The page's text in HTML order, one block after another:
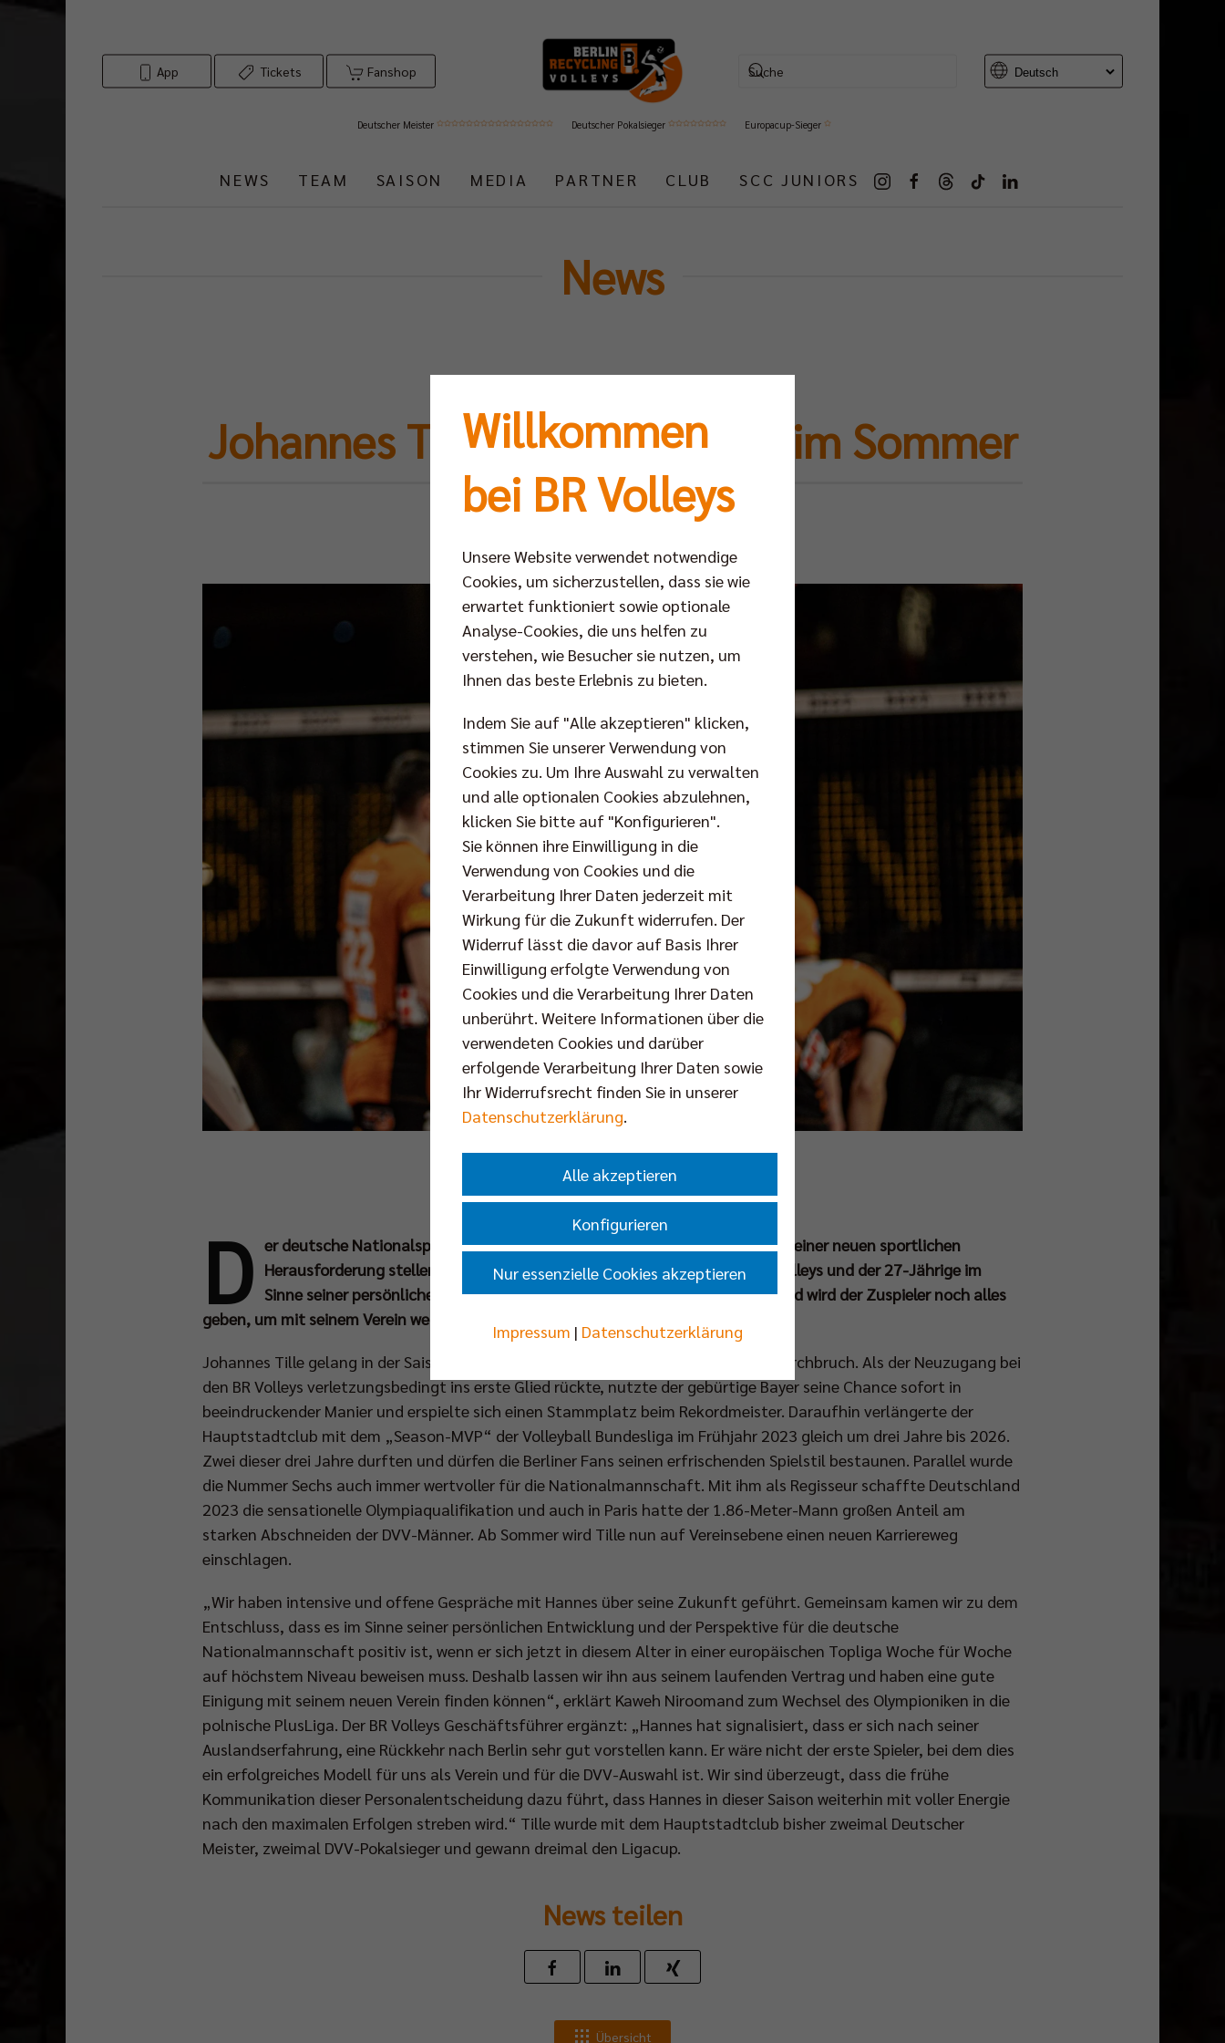
App Tickets Fanshop
Deutscher Meister Deutscher Pokalsieger Europacup-Sieger
NEWS TEAM SAISON MEDIA PARTNER CLUB SCC JUNIORS
News
Johannes Tille verlässt Berlin im Sommer
Do 19.12.2024
Foto: Niklas Köppen
D er deutsche Nationalspieler Johannes Tille wird sich zur Saison 2025/2026 einer neuen sportlichen
Herausforderung stellen. Darauf verständigten sich die Berlin Recycling Volleys und der 27-Jährige im
Sinne seiner persönlichen Entwicklung. Bis zum Ende dieser Spielzeit will und wird der Zuspieler noch alles
geben, um mit seinem Verein weitere Erfolge und bestenfalls Titel einzufahren.
Johannes Tille gelang in der Saison 2022/2023 der nationale und internationale Durchbruch. Als der Neuzugang bei
den BR Volleys verletzungsbedingt ins erste Glied rückte, nutzte der gebürtige Bayer seine Chance sofort in
beeindruckender Manier und erspielte sich einen Stammplatz beim Rekordmeister. Daraufhin verlängerte der
Hauptstadtclub mit dem „Season-MVP“ der Volleyball Bundesliga im Frühjahr 2023 gleich um drei Jahre bis 2026.
Zwei dieser drei Jahre durften und dürfen die Berliner Fans seinen erfrischenden Spielstil bestaunen. Parallel wurde
die Nummer Sechs auch immer wertvoller für die Nationalmannschaft. Mit ihm als Regisseur schaffte Deutschland
2023 die sensationelle Olympiaqualifikation und auch in Paris hatte der 1.86-Meter-Mann großen Anteil am
starken Abschneiden der DVV-Männer. Ab Sommer wird Tille nun auf Vereinsebene einen neuen Karriereweg
einschlagen.
„Wir haben intensive und offene Gespräche mit Hannes über seine Zukunft geführt. Gemeinsam kamen wir zu dem
Entschluss, dass es im Sinne seiner persönlichen Entwicklung und der Perspektive für die deutsche
Nationalmannschaft positiv ist, wenn er sich jetzt in diesem Alter in einer europäischen Topliga Woche für Woche
auf höchstem Niveau beweisen muss. Deshalb lassen wir ihn aus seinem laufenden Vertrag und haben eine gute
Einigung mit seinem neuen Verein finden können“, erklärt Kaweh Niroomand zum Wechsel des Olympioniken in die
polnische PlusLiga. Der BR Volleys Geschäftsführer ergänzt: „Hannes hat signalisiert, dass er sich nach seiner
Auslandserfahrung, eine Rückkehr nach Berlin sehr gut vorstellen kann. Er wäre nicht der erste Spieler, bei dem dies
ein erfolgreiches Modell für uns als Verein und für die DVV-Auswahl ist. Wir sind überzeugt, dass die frühe
Kommunikation dieser Personalentscheidung dazu führt, dass Hannes in dieser Saison weiterhin mit voller Energie
nach den maximalen Erfolgen streben wird.“ Tille wurde mit dem Hauptstadtclub bisher zweimal Deutscher
Meister, zweimal DVV-Pokalsieger und gewann dreimal den Ligacup.
News teilen
Übersicht
Willkommen
bei BR Volleys
Unsere Website verwendet notwendige
Cookies, um sicherzustellen, dass sie wie
erwartet funktioniert sowie optionale
Analyse-Cookies, die uns helfen zu
verstehen, wie Besucher sie nutzen, um
Ihnen das beste Erlebnis zu bieten.
Indem Sie auf "Alle akzeptieren" klicken,
stimmen Sie unserer Verwendung von
Cookies zu. Um Ihre Auswahl zu verwalten
und alle optionalen Cookies abzulehnen,
klicken Sie bitte auf "Konfigurieren".
Sie können ihre Einwilligung in die
Verwendung von Cookies und die
Verarbeitung Ihrer Daten jederzeit mit
Wirkung für die Zukunft widerrufen. Der
Widerruf lässt die davor auf Basis Ihrer
Einwilligung erfolgte Verwendung von
Cookies und die Verarbeitung Ihrer Daten
unberührt. Weitere Informationen über die
verwendeten Cookies und darüber
erfolgende Verarbeitung Ihrer Daten sowie
Ihr Widerrufsrecht finden Sie in unserer
Datenschutzerklärung.
Alle akzeptieren
Konfigurieren
Nur essenzielle Cookies akzeptieren
Impressum | Datenschutzerklärung